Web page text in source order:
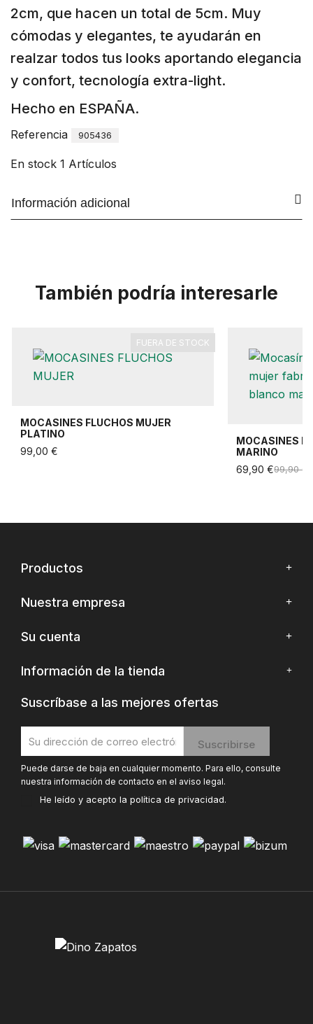
2cm, que hacen un total de 5cm. Muy
cómodas y elegantes, te ayudarán en
realzar todos tus looks aportando elegancia
y confort, tecnología extra-light.
Hecho en ESPAÑA.
Referencia 905436
En stock 1 Artículos
Información adicional
También podría interesarle
MOCASINES FLUCHOS MUJER
PLATINO
99,00 €
FUERA DE STOCK
MOCASINES
MARINO
69,90 €99,90 €
Productos
Nuestra empresa
Su cuenta
Información de la tienda
Suscríbase a las mejores ofertas
Puede darse de baja en cualquier momento. Para ello, consulte
nuestra información de contacto en el aviso legal.
He leído y acepto la política de privacidad.